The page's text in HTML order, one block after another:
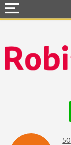
50
Webshops
Snel naar »
Assortiment